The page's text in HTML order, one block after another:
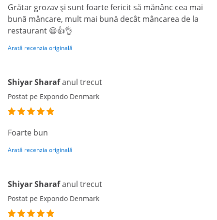
Grătar grozav și sunt foarte fericit să mănânc cea mai
bună mâncare, mult mai bună decât mâncarea de la
restaurant 😃👍👌
Arată recenzia originală
Shiyar Sharafanul trecut
Postat pe Expondo Denmark
Foarte bun
Arată recenzia originală
Shiyar Sharafanul trecut
Postat pe Expondo Denmark